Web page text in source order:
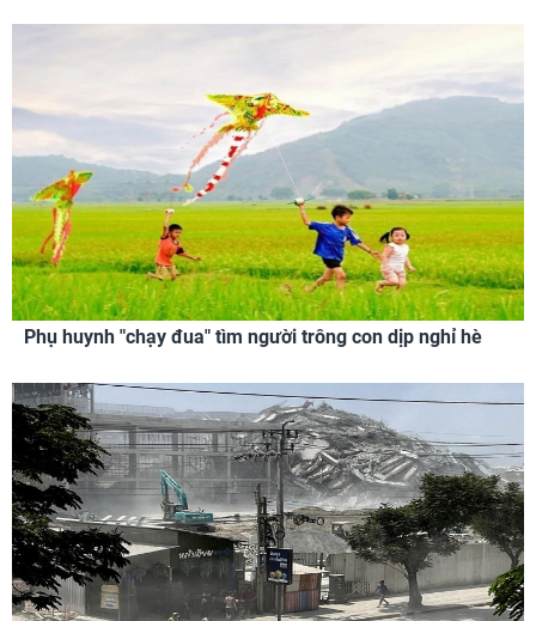
Phụ huynh "chạy đua" tìm người trông con dịp nghỉ hè